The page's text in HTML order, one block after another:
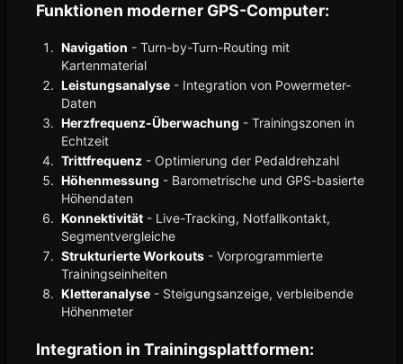
Funktionen moderner GPS-Computer:
Navigation - Turn-by-Turn-Routing mit
Kartenmaterial
Leistungsanalyse - Integration von Powermeter-
Daten
Herzfrequenz-Überwachung - Trainingszonen in
Echtzeit
Trittfrequenz - Optimierung der Pedaldrehzahl
Höhenmessung - Barometrische und GPS-basierte
Höhendaten
Konnektivität - Live-Tracking, Notfallkontakt,
Segmentvergleiche
Strukturierte Workouts - Vorprogrammierte
Trainingseinheiten
Kletteranalyse - Steigungsanzeige, verbleibende
Höhenmeter
Integration in Trainingsplattformen: